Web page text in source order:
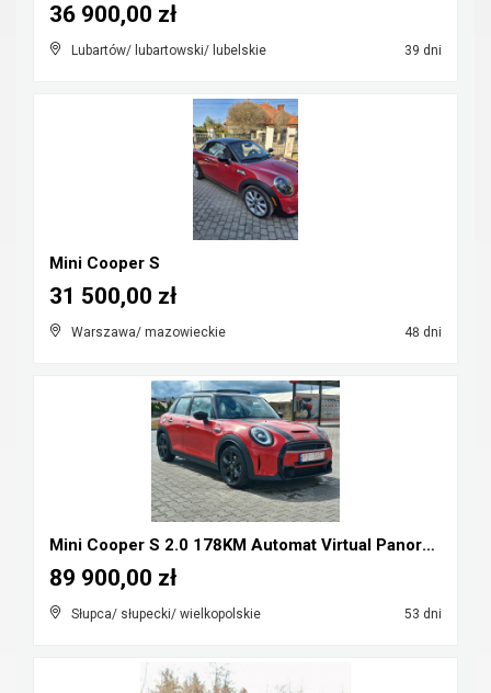
Lubartów/ lubartowski/ lubelskie 39 dni
36 900,00 zł
Mini Cooper S
Warszawa/ mazowieckie 48 dni
31 500,00 zł
Mini Cooper S 2.0 178KM Automat Virtual Panorama F...
Słupca/ słupecki/ wielkopolskie 53 dni
89 900,00 zł